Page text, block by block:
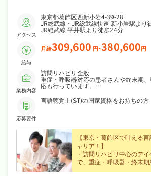
ン
アクセス
東京都葛飾区西新小岩4-39-28
JR総武線・JR総武線快速 新小岩駅より
JR総武線 平井駅より徒歩24分
給与
月給309,600 円~380,600円
業務内容
訪問リハビリ全般
重症・呼吸器対応の患者さんや終末期
応も行っています。
対応エリア：葛飾区、江戸川区、墨田区
9:20 出発
9:30 午前訪問2件
11:30 帰社
12:00 休憩
13:20 出発
13:30 午後訪問3~4件
16:45 帰社
応募要件
言語聴覚士(ST)の国家資格をお持ちの方
【東京・葛飾区で叶える
ャリア！】
・訪問リハビリ中心のデ
で、重症・呼吸器・終末